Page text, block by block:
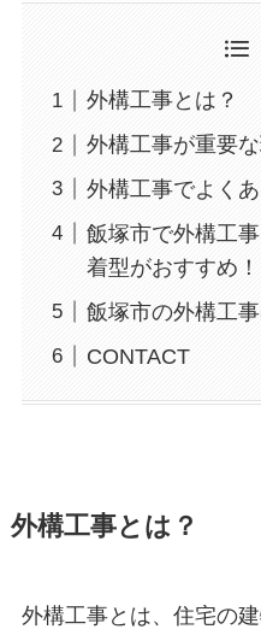
外構工事とは？
外構工事が重要
外構工事でよく
飯塚市で外構工
着型がおすすめ！
飯塚市の外構工
CONTACT
外構工事とは？
外構工事とは、住宅の